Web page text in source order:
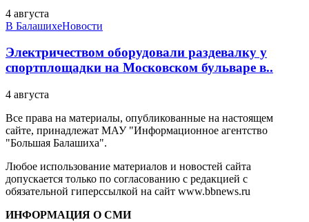
4 августа
В БалашихеНовости
Электричеством оборудовали раздевалку у
спортплощадки на Московском бульваре в..
4 августа
Все права на материалы, опубликованные на настоящем
сайте, принадлежат МАУ "Информационное агентство
"Большая Балашиха".
Любое использование материалов и новостей сайта
допускается только по согласованию с редакцией с
обязательной гиперссылкой на сайт www.bbnews.ru
ИНФОРМАЦИЯ О СМИ